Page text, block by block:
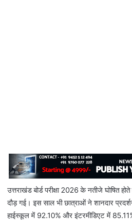
उत्तराखंड बोर्ड परीक्षा 2026 के नतीजे घोषित
दौड़ गई। इस साल भी छात्राओं ने शानदार
हाईस्कूल में 92.10% और इंटरमीडिएट में